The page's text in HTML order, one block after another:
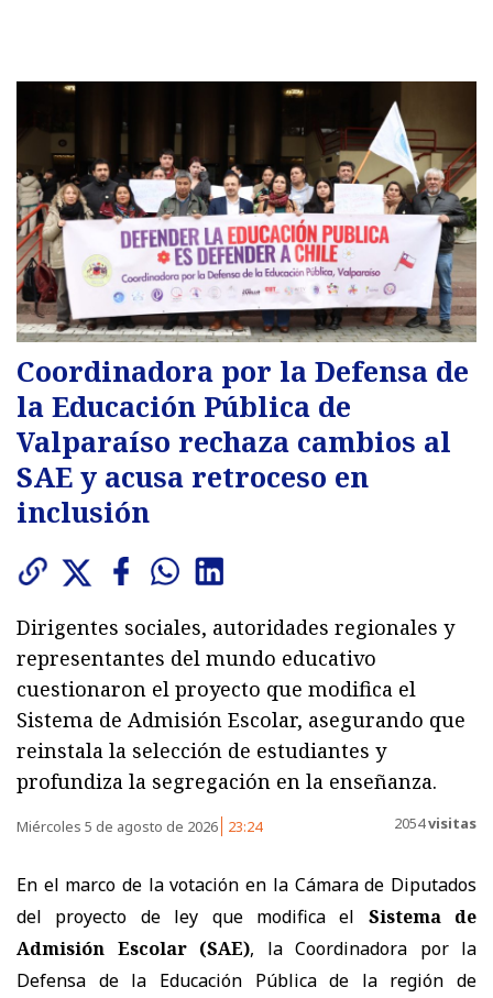
Coordinadora por la Defensa de
la Educación Pública de
Valparaíso rechaza cambios al
SAE y acusa retroceso en
inclusión
Dirigentes sociales, autoridades regionales y
representantes del mundo educativo
cuestionaron el proyecto que modifica el
Sistema de Admisión Escolar, asegurando que
reinstala la selección de estudiantes y
profundiza la segregación en la enseñanza.
Miércoles 5 de agosto de 2026 23:24 2054visitas
En el marco de la votación en la Cámara de Diputados
del proyecto de ley que modifica el
Sistema de
Admisión Escolar (SAE), la Coordinadora por la
Defensa de la Educación Pública de la región de